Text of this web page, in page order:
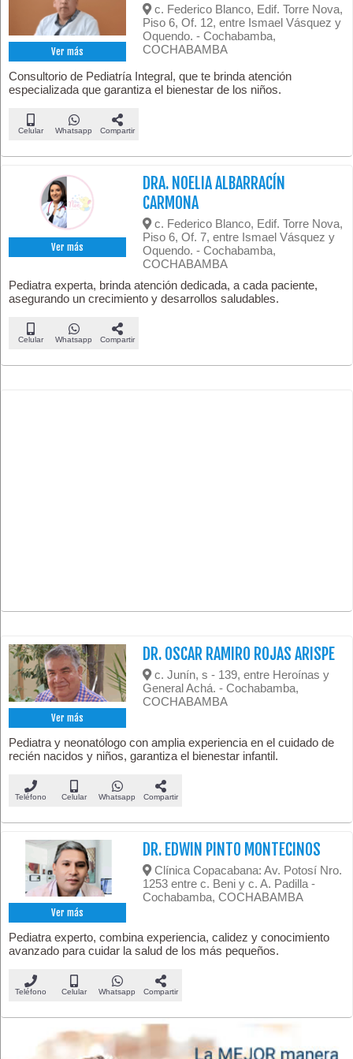
Ver más
c. Federico Blanco, Edif. Torre Nova,
Piso 6, Of. 12, entre Ismael Vásquez y
Oquendo. - Cochabamba,
COCHABAMBA
Consultorio de Pediatría Integral, que te brinda atención
especializada que garantiza el bienestar de los niños.
Celular Whatsapp Compartir
Ver más
DRA. NOELIA ALBARRACÍN
CARMONA
c. Federico Blanco, Edif. Torre Nova,
Piso 6, Of. 7, entre Ismael Vásquez y
Oquendo. - Cochabamba,
COCHABAMBA
Pediatra experta, brinda atención dedicada, a cada paciente,
asegurando un crecimiento y desarrollos saludables.
Celular Whatsapp Compartir
Ver más
DR. OSCAR RAMIRO ROJAS ARISPE
c. Junín, s - 139, entre Heroínas y
General Achá. - Cochabamba,
COCHABAMBA
Pediatra y neonatólogo con amplia experiencia en el cuidado de
recién nacidos y niños, garantiza el bienestar infantil.
Teléfono Celular Whatsapp Compartir
Ver más
DR. EDWIN PINTO MONTECINOS
Clínica Copacabana: Av. Potosí Nro.
1253 entre c. Beni y c. A. Padilla -
Cochabamba, COCHABAMBA
Pediatra experto, combina experiencia, calidez y conocimiento
avanzado para cuidar la salud de los más pequeños.
Teléfono Celular Whatsapp Compartir